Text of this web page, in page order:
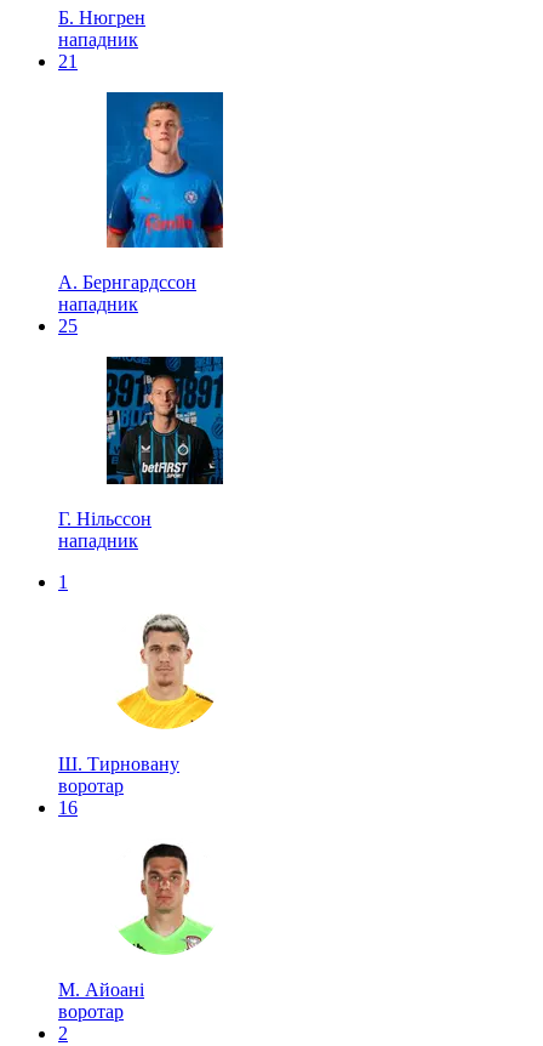
Б. Нюгрен
нападник
21
А. Бернгардссон
нападник
25
Г. Нільссон
нападник
1
Ш. Тирновану
воротар
16
М. Айоані
воротар
2